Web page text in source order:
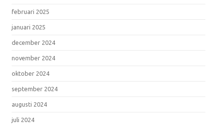
februari 2025
januari 2025
december 2024
november 2024
oktober 2024
september 2024
augusti 2024
juli 2024